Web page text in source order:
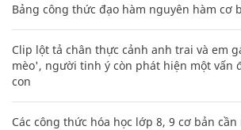
Bảng công thức đạo hàm nguyên hàm cơ
Clip lột tả chân thực cảnh anh trai và em
mèo', người tinh ý còn phát hiện một vấn
con
Các công thức hóa học lớp 8, 9 cơ bản